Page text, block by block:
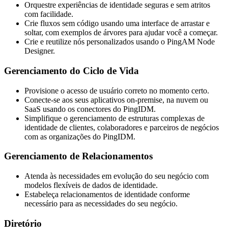
Orquestre experiências de identidade seguras e sem atritos
com facilidade.
Crie fluxos sem código usando uma interface de arrastar e
soltar, com exemplos de árvores para ajudar você a começar.
Crie e reutilize nós personalizados usando o PingAM Node
Designer.
Gerenciamento do Ciclo de Vida
Provisione o acesso de usuário correto no momento certo.
Conecte-se aos seus aplicativos on-premise, na nuvem ou
SaaS usando os conectores do PingIDM.
Simplifique o gerenciamento de estruturas complexas de
identidade de clientes, colaboradores e parceiros de negócios
com as organizações do PingIDM.
Gerenciamento de Relacionamentos
Atenda às necessidades em evolução do seu negócio com
modelos flexíveis de dados de identidade.
Estabeleça relacionamentos de identidade conforme
necessário para as necessidades do seu negócio.
Diretório